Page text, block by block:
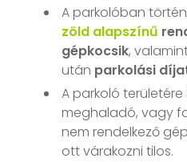
A parkolóban
zöld alapszínű
gépkocsik,
után parkolási
A parkoló
meghaladó, vagy
nem rendelkező
ott várakozni tilos.